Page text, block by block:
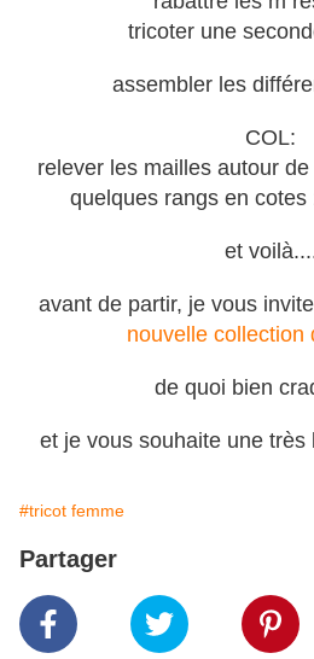
tricoter une
assembler les
COL:
relever les mailles autour
quelques rangs en
et
avant de partir, je vous
nouvelle collection
de quoi bien
et je vous souhaite une très
#tricot femme
Partager